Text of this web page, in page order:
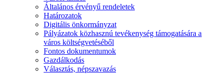
Általános érvényű rendeletek
Határozatok
Digitális önkormányzat
Pályázatok közhasznú tevékenység támogatására a
város költségvetéséből
Fontos dokumentumok
Gazdálkodás
Választás, népszavazás